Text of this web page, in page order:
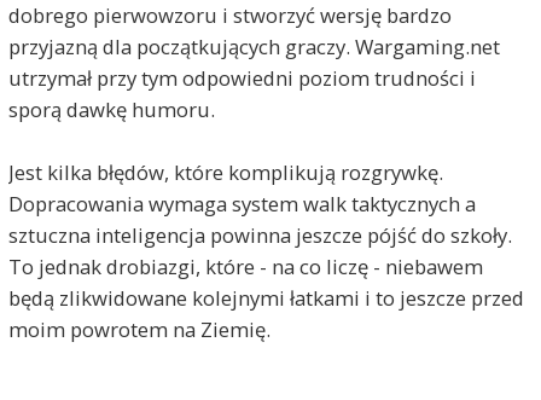
dobrego pierwowzoru i stworzyć wersję bardzo
przyjazną dla początkujących graczy. Wargaming.net
utrzymał przy tym odpowiedni poziom trudności i
sporą dawkę humoru.
Jest kilka błędów, które komplikują rozgrywkę.
Dopracowania wymaga system walk taktycznych a
sztuczna inteligencja powinna jeszcze pójść do szkoły.
To jednak drobiazgi, które - na co liczę - niebawem
będą zlikwidowane kolejnymi łatkami i to jeszcze przed
moim powrotem na Ziemię.